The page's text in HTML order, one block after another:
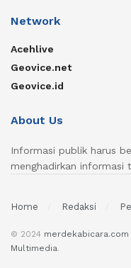
Network
Acehlive
Geovice.net
Geovice.id
About Us
Informasi publik harus
menghadirkan informasi
Home Redaksi
© 2024 merdekabicara.com
Multimedia.